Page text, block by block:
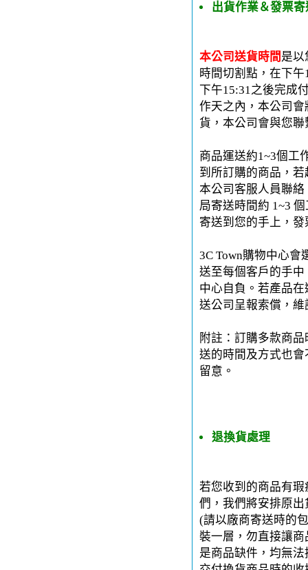
出貨作業＆發票寄
本公司送貨時間 是以
時間切割點，在下
下午15:31之後完成
作天之內，本公司
貨，本公司會與您
商品運送約1~3個工
到所訂購的商品，
本公司客服人員聯
局寄送時間約 1~3
寄送到您的手上，
3C Town購物中心
送至每個客戶的手中
中心自負。若產品
送公司呈報索償，
附註：訂購多款商
送的時間及方式也
留意。
退換貨處理
若您收到的商品有
們，我們將安排原
(請以廠商寄送時的
裝一層，勿直接讓
是商品缺件，均無